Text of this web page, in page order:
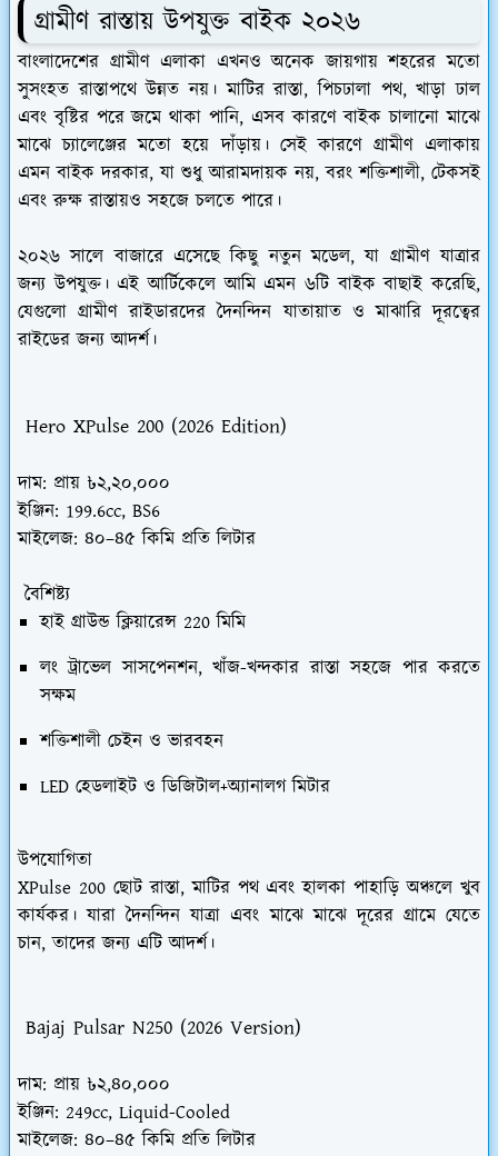
গ্রামীণ রাস্তায় উপযুক্ত বাইক ২০২৬
বাংলাদেশের গ্রামীণ এলাকা এখনও অনেক জায়গায় শহরের মতো
সুসংহত রাস্তাপথে উন্নত নয়। মাটির রাস্তা, পিচঢালা পথ, খাড়া ঢাল
এবং বৃষ্টির পরে জমে থাকা পানি, এসব কারণে বাইক চালানো মাঝে
মাঝে চ্যালেঞ্জের মতো হয়ে দাঁড়ায়। সেই কারণে গ্রামীণ এলাকায়
এমন বাইক দরকার, যা শুধু আরামদায়ক নয়, বরং শক্তিশালী, টেকসই
এবং রুক্ষ রাস্তায়ও সহজে চলতে পারে।
২০২৬ সালে বাজারে এসেছে কিছু নতুন মডেল, যা গ্রামীণ যাত্রার
জন্য উপযুক্ত। এই আর্টিকেলে আমি এমন ৬টি বাইক বাছাই করেছি,
যেগুলো গ্রামীণ রাইডারদের দৈনন্দিন যাতায়াত ও মাঝারি দূরত্বের
রাইডের জন্য আদর্শ।
Hero XPulse 200 (2026 Edition)
দাম: প্রায় ৳২,২০,০০০
ইঞ্জিন: 199.6cc, BS6
মাইলেজ: ৪০–৪৫ কিমি প্রতি লিটার
বৈশিষ্ট্য
হাই গ্রাউন্ড ক্লিয়ারেন্স 220 মিমি
লং ট্রাভেল সাসপেনশন, খাঁজ-খন্দকার রাস্তা সহজে পার করতে
সক্ষম
শক্তিশালী চেইন ও ভারবহন
LED হেডলাইট ও ডিজিটাল+অ্যানালগ মিটার
উপযোগিতা
XPulse 200 ছোট রাস্তা, মাটির পথ এবং হালকা পাহাড়ি অঞ্চলে খুব
কার্যকর। যারা দৈনন্দিন যাত্রা এবং মাঝে মাঝে দূরের গ্রামে যেতে
চান, তাদের জন্য এটি আদর্শ।
Bajaj Pulsar N250 (2026 Version)
দাম: প্রায় ৳২,৪০,০০০
ইঞ্জিন: 249cc, Liquid-Cooled
মাইলেজ: ৪০–৪৫ কিমি প্রতি লিটার